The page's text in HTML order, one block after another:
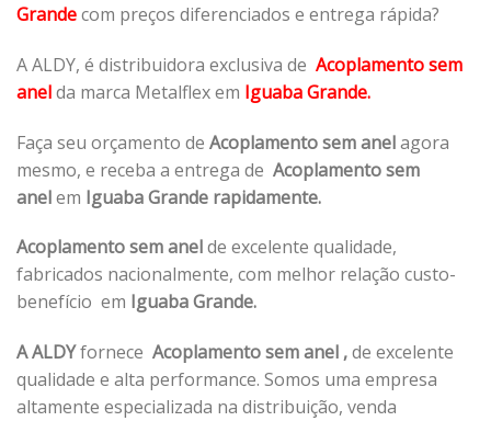
Grandecom preços diferenciados e entrega rápida?
A ALDY, é distribuidora exclusiva de Acoplamento sem
anelda marca Metalflex em Iguaba Grande.
Faça seu orçamento de Acoplamento sem anelagora
mesmo, e receba a entrega de Acoplamento sem
anelem Iguaba Grande rapidamente.
Acoplamento sem anelde excelente qualidade,
fabricados nacionalmente, com melhor relação custo-
benefício em Iguaba Grande.
A ALDYfornece Acoplamento sem anel ,de excelente
qualidade e alta performance. Somos uma empresa
altamente especializada na distribuição, venda